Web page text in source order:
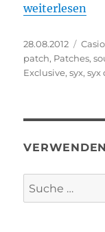
„SysEx Sounds
weiterlesen
Veröffentlicht
am
28.08.2012 Casio
patch, Patches,
Exclusive,syx,syx
Suche
nach: